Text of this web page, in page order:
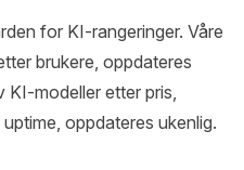
for KI-rangeringer. Våre
brukere, oppdateres
KI-modeller etter pris,
oppdateres ukenlig.